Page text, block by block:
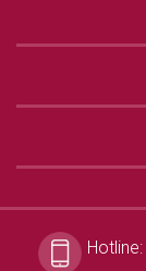
Hotline: